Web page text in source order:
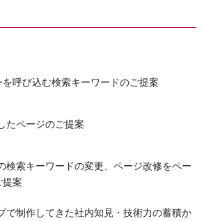
呼び込む検索キーワードのご提案
たページのご提案
検索キーワードの変更、ページ改修をペー
提案
で制作してきた社内知見・技術力の蓄積か